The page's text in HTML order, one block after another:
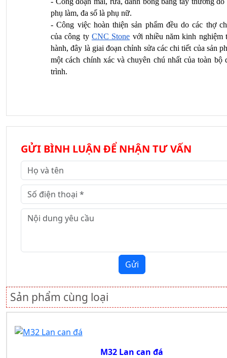
phụ làm, đa số là phụ nữ.
- Công việc hoàn thiện sản phẩm đều do các thợ
của công ty CNC Stone với nhiều năm kinh nghiệm
hành, đây là giai đoạn chỉnh sửa các chi tiết của sản
một cách chính xác và chuyên chú nhất của toàn bộ
trình.
GỬI BÌNH LUẬN ĐỂ NHẬN TƯ VẤN
Gửi
Sản phẩm cùng loại
M32 Lan can đá